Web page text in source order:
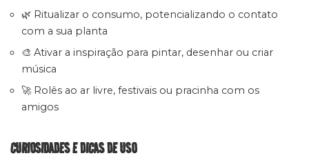
🌿 Ritualizar o consumo, potencializando o contato
com a sua planta
🎨 Ativar a inspiração para pintar, desenhar ou criar
música
🚀 Rolês ao ar livre, festivais ou pracinha com os
amigos
CURIOSIDADES E DICAS DE USO